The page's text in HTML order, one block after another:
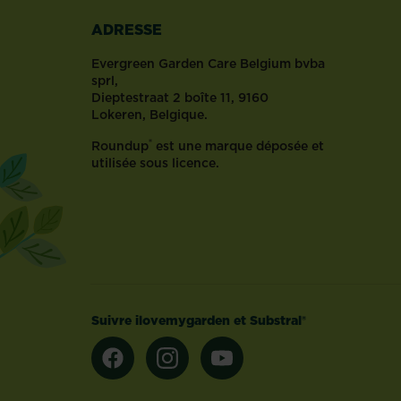
peuvent
atteintes
de
virus,
bactéries,
d’infections
commence
par
un...
ADRESSE
Evergreen Garden Care Belgium bvba
sprl,
Dieptestraat 2 boîte 11, 9160
Lokeren, Belgique.
Roundup® est une marque déposée et
utilisée sous licence.
Suivre ilovemygarden et Substral®